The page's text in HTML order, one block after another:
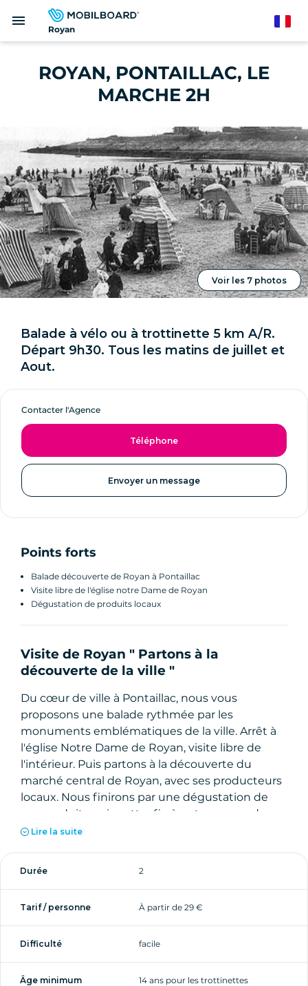
Royan
menu
ROYAN, PONTAILLAC, LE
MARCHE 2H
Voir les 7 photos
Balade à vélo ou à trottinette 5 km A/R.
Départ 9h30. Tous les matins de juillet et
Aout.
Contacter l'Agence
Téléphone
Envoyer un message
Points forts
Balade découverte de Royan à Pontaillac
Visite libre de l'église notre Dame de Royan
Dégustation de produits locaux
Visite de Royan " Partons à la
découverte de la ville "
Du cœur de ville à Pontaillac, nous vous
proposons une balade rythmée par les
monuments emblématiques de la ville. Arrêt à
l'église Notre Dame de Royan, visite libre de
l'intérieur. Puis partons à la découverte du
marché central de Royan, avec ses producteurs
locaux. Nous finirons par une dégustation de
ces produits qui mettra fin à notre escapade.
Lire la suite
Durée 2
Tarif / personne À partir de 29 €
Difficulté facile
Âge minimum 14 ans pour les trottinettes